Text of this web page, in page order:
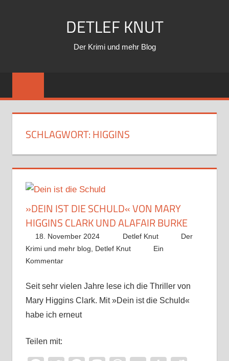
DETLEF KNUT
Der Krimi und mehr Blog
SCHLAGWORT:HIGGINS
»DEIN IST DIE SCHULD« VON MARY
HIGGINS CLARK UND ALAFAIR BURKE
18. November 2024 Detlef Knut
Der
Krimi und mehr blog
Detlef Knut
Ein
Kommentar
Seit sehr vielen Jahre lese ich die Thriller von
Mary Higgins Clark. Mit »Dein ist die Schuld«
habe ich erneut
Teilen mit: